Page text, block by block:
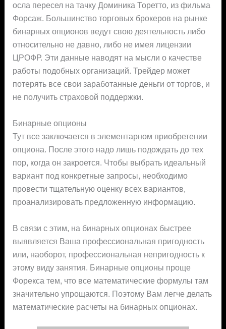
осла пересел на тачку Доминика Торетто, из фильма
Форсаж. Большинство торговых брокеров на рынке
бинарных опционов ведут свою деятельность либо
относительно не давно, либо не имея лицензии
ЦРОФР. Эти данные наводят на мысли о качестве
работы подобных организаций. Трейдер может
потерять все свои заработанные деньги от торгов, и
не получить страховой поддержки.
Бинарные опционы
Тут все заключается в элементарном приобретении
опциона. После этого надо лишь подождать до тех
пор, когда он закроется. Чтобы выбрать идеальный
вариант под конкретные запросы, необходимо
провести тщательную оценку всех вариантов,
проанализировать предложенную информацию.
В связи с этим, на бинарных опционах быстрее
выявляется Ваша профессиональная пригодность
или, наоборот, профессиональная непригодность к
этому виду занятия. Бинарные опционы проще
Форекса тем, что все математические формулы там
значительно упрощаются. Поэтому Вам легче делать
математические расчеты на бинарных опционах.